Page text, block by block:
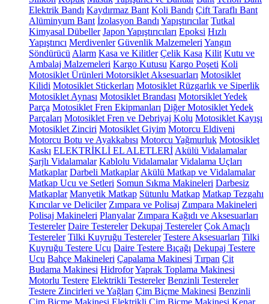
Elektrik Bandı Kaydırmaz Bant Koli Bandı Çift Taraflı Bant
Alüminyum Bant İzolasyon Bandı Yapıştırıcılar Tutkal
Kimyasal Dübeller Japon Yapıştırıcıları Epoksi Hızlı
Yapıştırıcı Merdivenler Güvenlik Malzemeleri Yangın
Söndürücü Alarm Kasa ve Kilitler Çelik Kasa Kilit Kutu ve
Ambalaj Malzemeleri Kargo Kutusu Kargo Poşeti Koli
Motosiklet Ürünleri Motorsiklet Aksesuarları Motosiklet
Kilidi Motosiklet Stickerları Motosiklet Rüzgarlık ve Siperlik
Motosiklet Aynası Motosiklet Brandası Motorsiklet Yedek
Parça Motosiklet Fren Ekipmanları Diğer Motosiklet Yedek
Parçaları Motosiklet Fren ve Debriyaj Kolu Motosiklet Kayışı
Motosiklet Zinciri Motosiklet Giyim Motorcu Eldiveni
Motorcu Botu ve Ayakkabısı Motorcu Yağmurluk Motosiklet
Kaskı ELEKTRİKLİ EL ALETLERİ Akülü Vidalamalar
Şarjlı Vidalamalar Kablolu Vidalamalar Vidalama Uçları
Matkaplar Darbeli Matkaplar Akülü Matkap ve Vidalamalar
Matkap Ucu ve Setleri Somun Sıkma Makineleri Darbesiz
Matkaplar Manyetik Matkap Sütunlu Matkap Matkap Tezgahı
Kırıcılar ve Deliciler Zımpara ve Polisaj Zımpara Makineleri
Polisaj Makineleri Planyalar Zımpara Kağıdı ve Aksesuarları
Testereler Daire Testereler Dekupaj Testereler Çok Amaçlı
Testereler Tilki Kuyruğu Testereler Testere Aksesuarları Tilki
Kuyruğu Testere Ucu Daire Testere Bıçağı Dekupaj Testere
Ucu Bahçe Makineleri Çapalama Makinesi Tırpan Çit
Budama Makinesi HidroforYaprak Toplama Makinesi
Motorlu Testere Elektrikli Testereler Benzinli Testereler
Testere Zincirleri ve Yağları Çim Biçme Makinesi Benzinli
Çim Biçme Makinesi Elektrikli Çim Biçme Makinesi Kenar